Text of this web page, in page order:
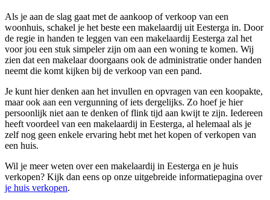
Als je aan de slag gaat met de aankoop of verkoop van een
woonhuis, schakel je het beste een makelaardij uit Eesterga in. Door
de regie in handen te leggen van een makelaardij Eesterga zal het
voor jou een stuk simpeler zijn om aan een woning te komen. Wij
zien dat een makelaar doorgaans ook de administratie onder handen
neemt die komt kijken bij de verkoop van een pand.
Je kunt hier denken aan het invullen en opvragen van een koopakte,
maar ook aan een vergunning of iets dergelijks. Zo hoef je hier
persoonlijk niet aan te denken of flink tijd aan kwijt te zijn. Iedereen
heeft voordeel van een makelaardij in Eesterga, al helemaal als je
zelf nog geen enkele ervaring hebt met het kopen of verkopen van
een huis.
Wil je meer weten over een makelaardij in Eesterga en je huis
verkopen? Kijk dan eens op onze uitgebreide informatiepagina over
je huis verkopen.